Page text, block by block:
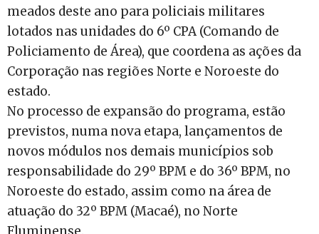
meados deste ano para policiais militares
lotados nas unidades do 6º CPA (Comando de
Policiamento de Área), que coordena as ações da
Corporação nas regiões Norte e Noroeste do
estado.
No processo de expansão do programa, estão
previstos, numa nova etapa, lançamentos de
novos módulos nos demais municípios sob
responsabilidade do 29º BPM e do 36º BPM, no
Noroeste do estado, assim como na área de
atuação do 32º BPM (Macaé), no Norte